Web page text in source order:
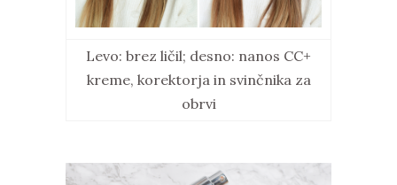
Levo: brez ličil; desno: nanos CC+
kreme, korektorja in svinčnika za
obrvi